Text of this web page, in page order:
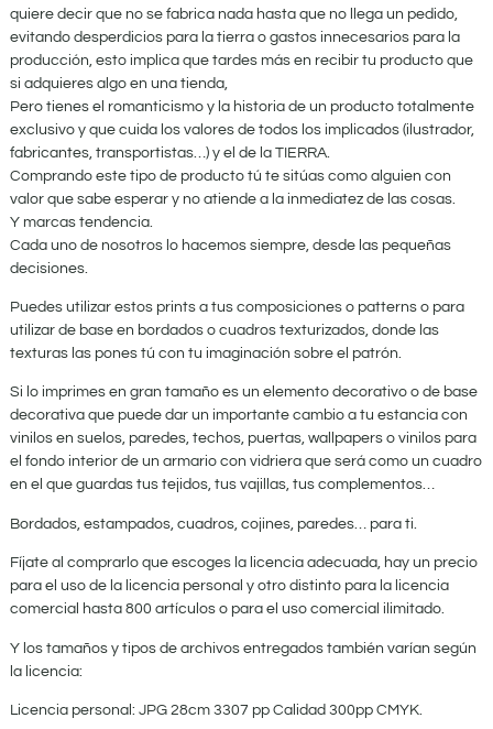
quiere decir que no se fabrica nada hasta que no llega un pedido,
evitando desperdicios para la tierra o gastos innecesarios para la
producción, esto implica que tardes más en recibir tu producto que
si adquieres algo en una tienda,
Pero tienes el romanticismo y la historia de un producto totalmente
exclusivo y que cuida los valores de todos los implicados (ilustrador,
fabricantes, transportistas…) y el de la TIERRA.
Comprando este tipo de producto tú te sitúas como alguien con
valor que sabe esperar y no atiende a la inmediatez de las cosas.
Y marcas tendencia.
Cada uno de nosotros lo hacemos siempre, desde las pequeñas
decisiones.
Puedes utilizar estos prints a tus composiciones o patterns o para
utilizar de base en bordados o cuadros texturizados, donde las
texturas las pones tú con tu imaginación sobre el patrón.
Si lo imprimes en gran tamaño es un elemento decorativo o de base
decorativa que puede dar un importante cambio a tu estancia con
vinilos en suelos, paredes, techos, puertas, wallpapers o vinilos para
el fondo interior de un armario con vidriera que será como un cuadro
en el que guardas tus tejidos, tus vajillas, tus complementos…
Bordados, estampados, cuadros, cojines, paredes… para ti.
Fíjate al comprarlo que escoges la licencia adecuada, hay un precio
para el uso de la licencia personal y otro distinto para la licencia
comercial hasta 800 artículos o para el uso comercial ilimitado.
Y los tamaños y tipos de archivos entregados también varían según
la licencia:
Licencia personal: JPG 28cm 3307 pp Calidad 300pp CMYK.